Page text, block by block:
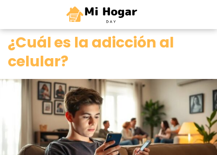
0
¿Cuál es la adicción al
celular?